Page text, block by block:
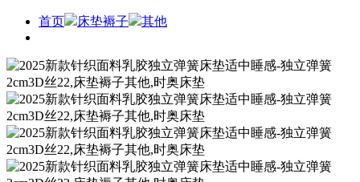
首页 床垫褥子 其他